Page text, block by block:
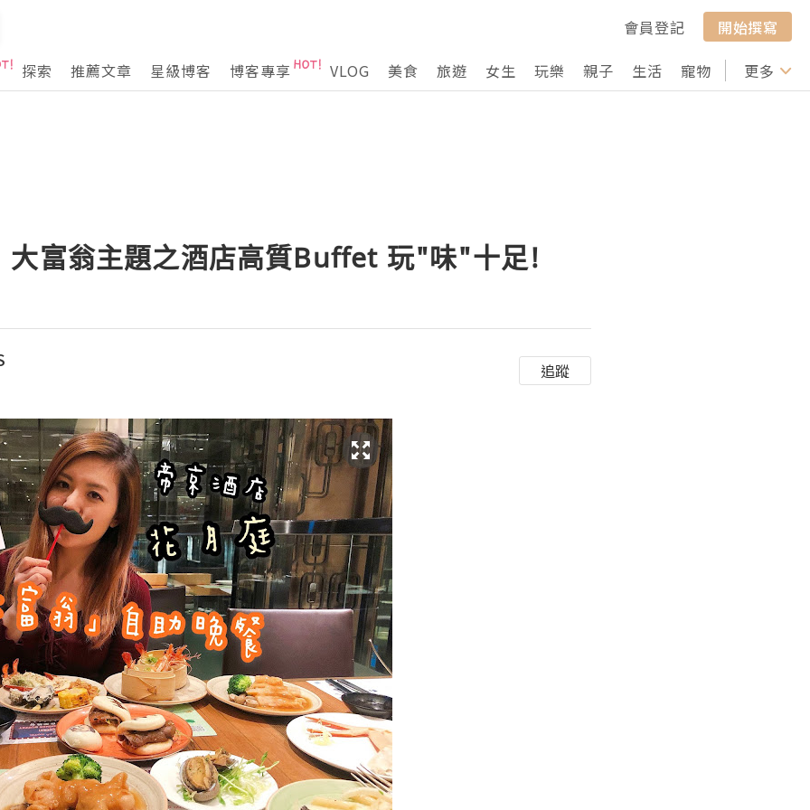
會員登記
開始撰寫
探索
推薦文章 星級博客 博客專享 VLOG 美食 旅遊 女生 玩樂 親子 生活 寵物 行山 打卡
更多
大富翁主題之酒店高質Buffet 玩"味"十足!
追蹤